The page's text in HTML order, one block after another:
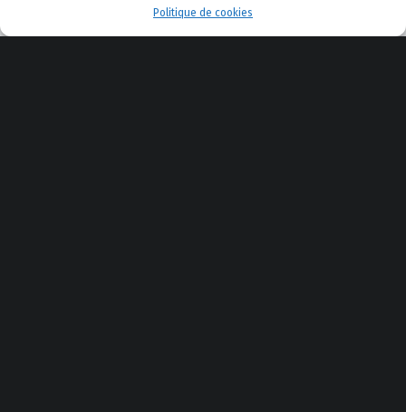
Politique de cookies
Menu